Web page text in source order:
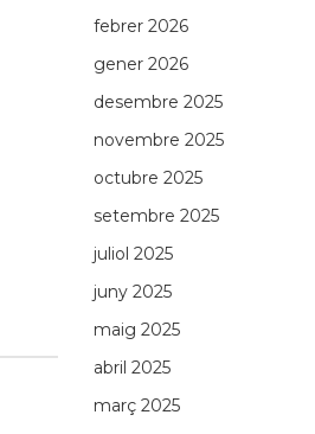
febrer 2026
gener 2026
desembre 2025
novembre 2025
octubre 2025
setembre 2025
juliol 2025
juny 2025
maig 2025
abril 2025
març 2025